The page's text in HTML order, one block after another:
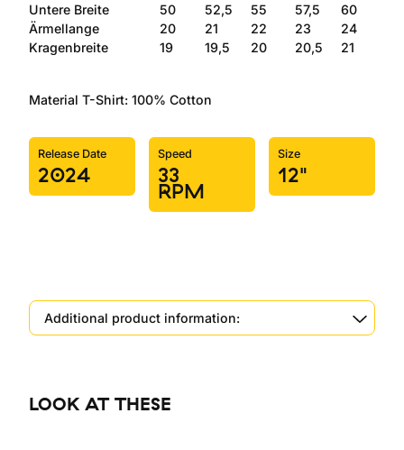
Untere Breite
50 52,5 55 57,5
60
Ärmellange
20 21 22 23
24
Kragenbreite
19 19,5 20 20,5 21
Material T-Shirt: 100% Cotton
Release Date
2024
Speed
33
RPM
Size
12"
Additional product information:
LOOK AT THESE